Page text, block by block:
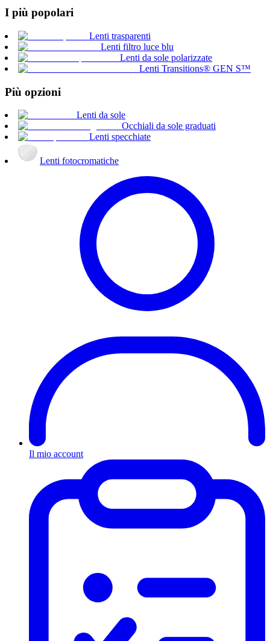
I più popolari
Lenti trasparenti
Lenti filtro luce blu
Lenti da sole polarizzate
Lenti Transitions® GEN S™
Più opzioni
Lenti da sole
Occhiali da sole graduati
Lenti specchiate
Lenti fotocromatiche
Il mio account